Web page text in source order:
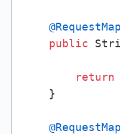
public
return
    }